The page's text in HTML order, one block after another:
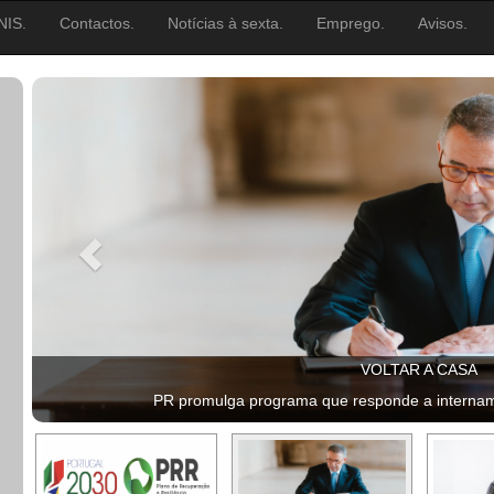
Contactos. Notícias à sexta. Emprego. Avisos.
VOLTAR A CASA
PR promulga programa que responde a